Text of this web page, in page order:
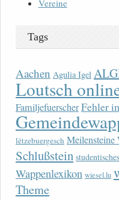
Vereine
Tags
Aachen Agulia Igel
Loutsch
FamiljefuerscherFehler
lëtzebuergesch Meilensteine
Schlußstein studentisches
Wappenlexikon wiesel.lu
Theme